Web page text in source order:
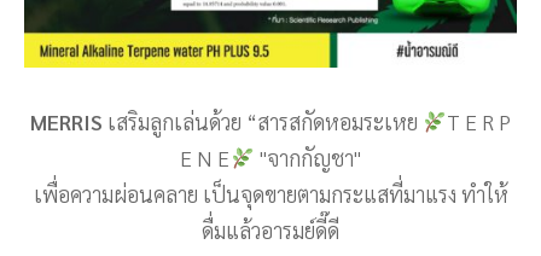
MERRIS เสริมลูกเล่นด้วย “สารสกัดหอมระเหย
T E R P
E N E
"จากกัญชา"
เพื่อความผ่อนคลาย เป็นจุดขายตามกระแสที่มาแรง ทำให้
ดื่มแล้วอารมย์ดี๊ดี